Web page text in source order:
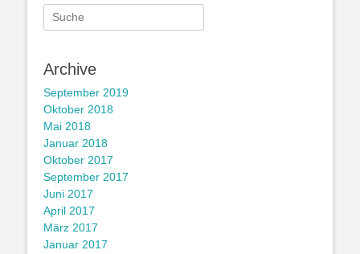
Suche
nach:
Archive
September 2019
Oktober 2018
Mai 2018
Januar 2018
Oktober 2017
September 2017
Juni 2017
April 2017
März 2017
Januar 2017